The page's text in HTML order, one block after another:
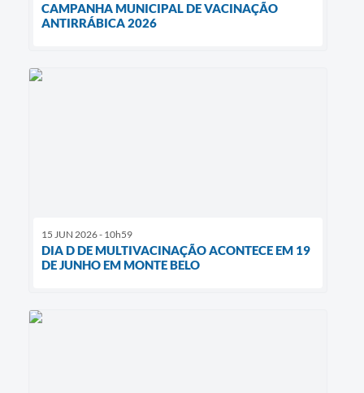
CAMPANHA MUNICIPAL DE VACINAÇÃO
ANTIRRÁBICA 2026
15 JUN 2026 - 10h59
DIA D DE MULTIVACINAÇÃO ACONTECE EM 19
DE JUNHO EM MONTE BELO